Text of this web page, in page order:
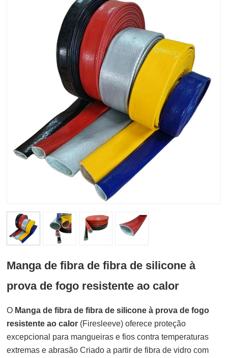
Manga de fibra de fibra de silicone à
prova de fogo resistente ao calor
O Manga de fibra de fibra de silicone à prova de fogo
resistente ao calor (Firesleeve) oferece proteção
excepcional para mangueiras e fios contra temperaturas
extremas e abrasão Criado a partir de fibra de vidro com